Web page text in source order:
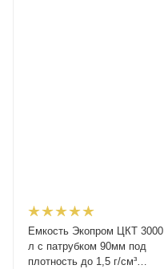
Емкость Экопром ЦКТ 3000
л с патрубком 90мм под
плотность до 1,5 г/см³